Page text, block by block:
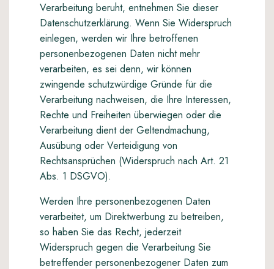
Verarbeitung beruht, entnehmen Sie dieser
Datenschutzerklärung. Wenn Sie Widerspruch
einlegen, werden wir Ihre betroffenen
personenbezogenen Daten nicht mehr
verarbeiten, es sei denn, wir können
zwingende schutzwürdige Gründe für die
Verarbeitung nachweisen, die Ihre Interessen,
Rechte und Freiheiten überwiegen oder die
Verarbeitung dient der Geltendmachung,
Ausübung oder Verteidigung von
Rechtsansprüchen (Widerspruch nach Art. 21
Abs. 1 DSGVO).
Werden Ihre personenbezogenen Daten
verarbeitet, um Direktwerbung zu betreiben,
so haben Sie das Recht, jederzeit
Widerspruch gegen die Verarbeitung Sie
betreffender personenbezogener Daten zum